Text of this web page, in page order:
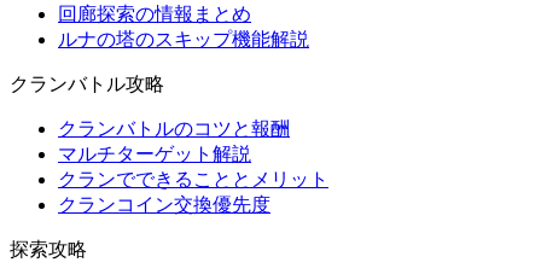
回廊探索の情報まとめ
ルナの塔のスキップ機能解説
クランバトル攻略
クランバトルのコツと報酬
マルチターゲット解説
クランでできることとメリット
クランコイン交換優先度
探索攻略